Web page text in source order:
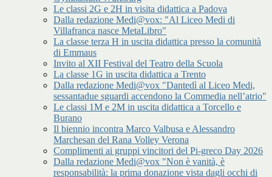
Le classi 2G e 2H in visita didattica a Padova
Dalla redazione Medi@vox: "Al Liceo Medi di
Villafranca nasce MetaLibro"
La classe terza H in uscita didattica presso la comunità
di Emmaus
Invito al XII Festival del Teatro della Scuola
La classe 1G in uscita didattica a Trento
Dalla redazione Medi@vox "Dantedì al Liceo Medi,
sessantadue sguardi accendono la Commedia nell’atrio"
Le classi 1M e 2M in uscita didattica a Torcello e
Burano
Il biennio incontra Marco Valbusa e Alessandro
Marchesan del Rana Volley Verona
Complimenti ai gruppi vincitori del Pi-greco Day 2026
Dalla redazione Medi@vox "Non è vanità, è
responsabilità: la prima donazione vista dagli occhi di